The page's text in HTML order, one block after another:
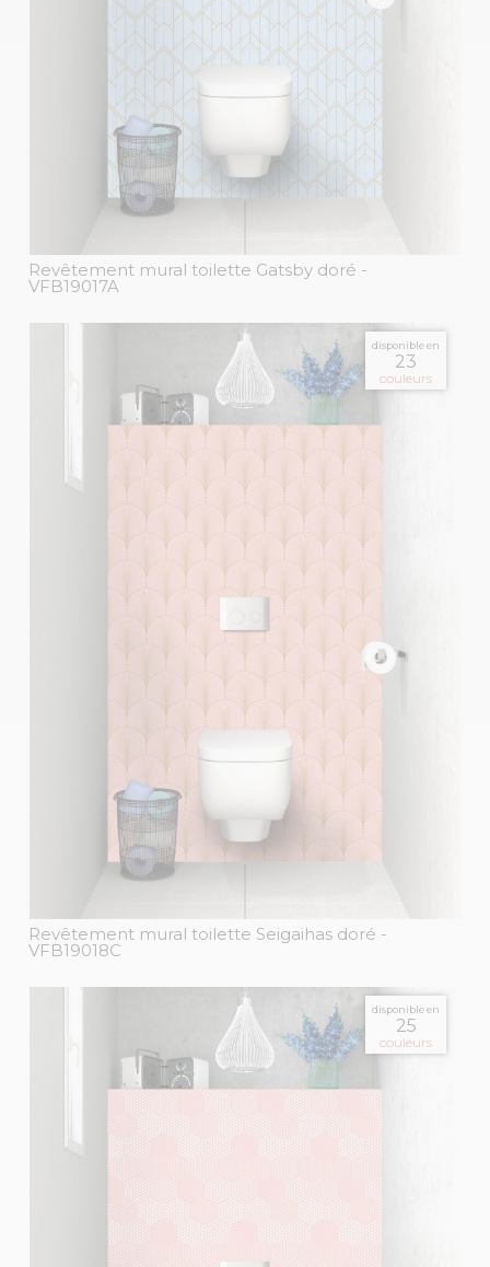
Revêtement mural toilette Gatsby doré -
VFB19017A
disponible en
23
couleurs
Revêtement mural toilette Seigaihas doré -
VFB19018C
disponible en
25
couleurs